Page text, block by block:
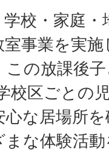
校・家庭
事業を実
の放課後
校区ごとの
な居場所
な体験活